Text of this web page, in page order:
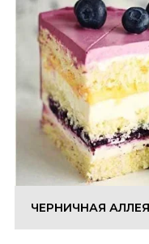
ЧЕРНИЧНАЯ АЛЛЕЯ